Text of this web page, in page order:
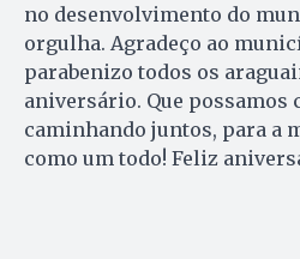
no desenvolvimento do
orgulha. Agradeço ao
parabenizo todos os
aniversário. Que possamos
caminhando juntos, para a
como um todo! Feliz